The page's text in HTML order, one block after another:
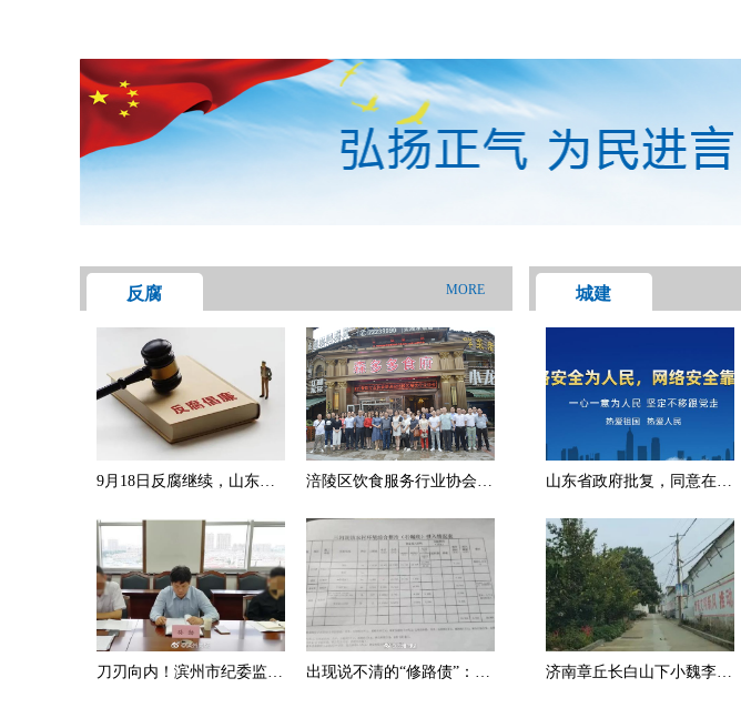
城建
山东省政府批复，同意在济
发区，具体范围公布
济南章丘长白山下小魏李
反腐
9月18日反腐继续，山东一
腐风暴不停歇
涪陵区饮食服务行业协会举
刀刃向内！滨州市纪委监委
出现说不清的“修路债”：镇
MORE